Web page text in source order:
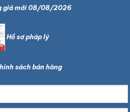
giá mới 08/08/2026
Hồ sơ pháp lý
sách bán hàng